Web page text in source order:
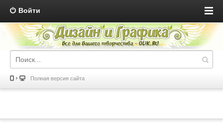
Войти
Полная версия сайта